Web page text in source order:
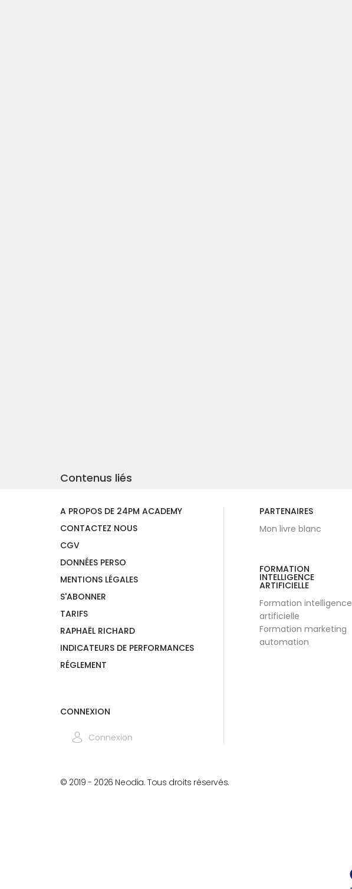
Contenus liés
A PROPOS DE 24PM ACADEMY
CONTACTEZ NOUS
CGV
DONNÉES PERSO
MENTIONS LÉGALES
S'ABONNER
TARIFS
RAPHAËL RICHARD
INDICATEURS DE PERFORMANCES
RÉGLEMENT
CONNEXION
Connexion
PARTENAIRES
Mon livre blanc
FORMATION
INTELLIGENCE
ARTIFICIELLE
Formation intelligence
artificielle
Formation marketing
automation
© 2019 - 2026 Neodia. Tous droits réservés.